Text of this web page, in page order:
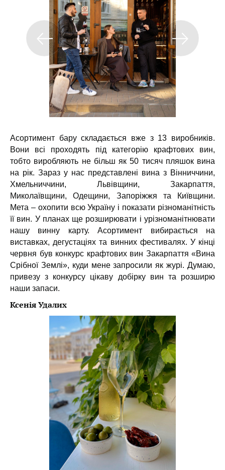
Асортимент бару складається вже з 13 виробників.
Вони всі проходять під категорію крафтових вин,
тобто виробляють не більш як 50 тисяч пляшок вина
на рік. Зараз у нас представлені вина з Вінниччини,
Хмельниччини, Львівщини, Закарпаття,
Миколаївщини, Одещини, Запоріжжя та Київщини.
Мета – охопити всю Україну і показати різноманітність
її вин. У планах ще розширювати і урізноманітнювати
нашу винну карту. Асортимент вибирається на
виставках, дегустаціях та винних фестивалях. У кінці
червня був конкурс крафтових вин Закарпаття «Вина
Срібної Землі», куди мене запросили як журі. Думаю,
привезу з конкурсу цікаву добірку вин та розширю
наши запаси.
Ксенія Удалих